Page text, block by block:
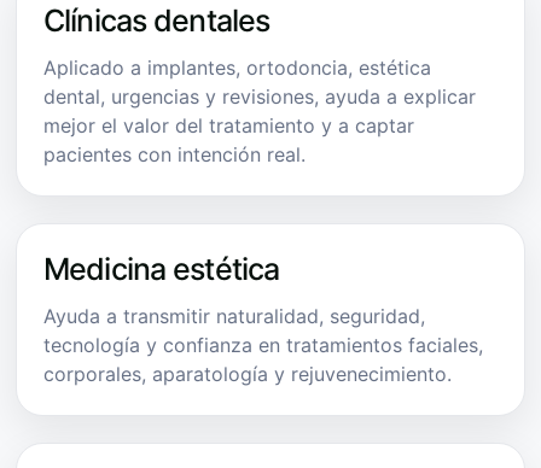
Clínicas dentales
Aplicado a implantes, ortodoncia, estética
dental, urgencias y revisiones, ayuda a explicar
mejor el valor del tratamiento y a captar
pacientes con intención real.
Medicina estética
Ayuda a transmitir naturalidad, seguridad,
tecnología y confianza en tratamientos faciales,
corporales, aparatología y rejuvenecimiento.